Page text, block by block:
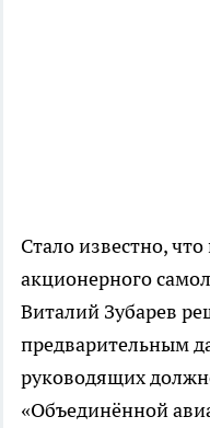
Стало известно,
акционерного
Виталий Зубарев
предварительным
руководящих
«Объединённой